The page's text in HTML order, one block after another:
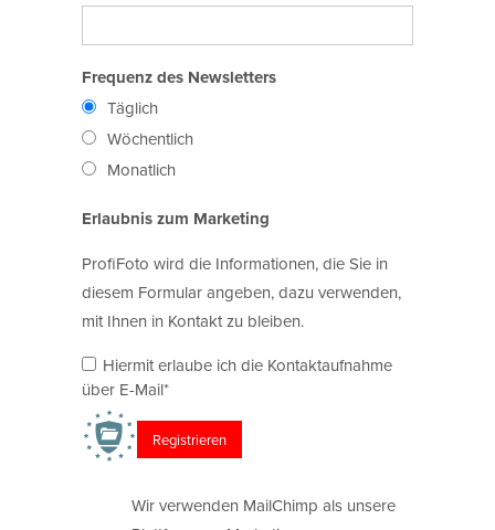
Frequenz des Newsletters
Täglich
Wöchentlich
Monatlich
Erlaubnis zum Marketing
ProfiFoto wird die Informationen, die Sie in
diesem Formular angeben, dazu verwenden,
mit Ihnen in Kontakt zu bleiben.
Hiermit erlaube ich die Kontaktaufnahme
über E-Mail*
Wir verwenden MailChimp als unsere